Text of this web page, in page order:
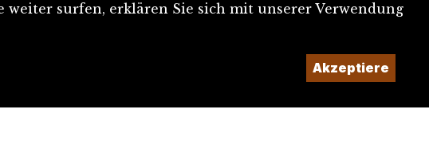
weiter surfen, erklären Sie sich mit unserer Verwendung
Akzeptiere